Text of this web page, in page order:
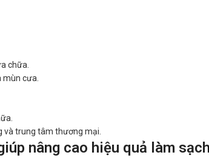
chữa.
mùn cưa.
và trung tâm thương mại.
nâng cao hiệu quả làm sạch